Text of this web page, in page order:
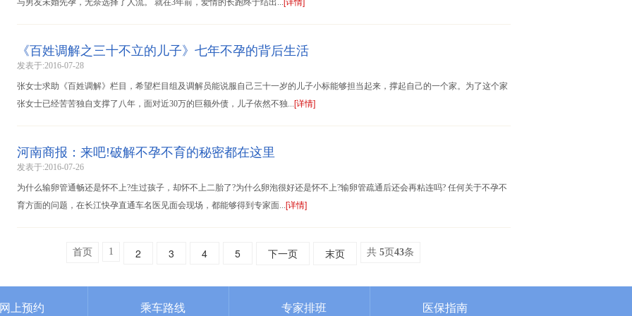
与男友未婚先孕，无奈选择了人流。 就在3年前，爱情的长跑终于结出...
《百姓调解之三十不立的儿子》七年不孕的背后生活
发表于:2016-07-28
张女士求助《百姓调解》栏目，希望栏目组及调解员能说服自己三十一岁的儿子小标能够担当起来，撑起自己的一个家。为了这个家
张女士已经苦苦独自支撑了八年，面对近30万的巨额外债，儿子依然不独...[详情]
河南商报：来吧!破解不孕不育的秘密都在这里
发表于:2016-07-26
为什么输卵管通畅还是怀不上?生过孩子，却怀不上二胎了?为什么卵泡很好还是怀不上?输卵管疏通后还会再粘连吗? 任何关于不孕不
育方面的问题，在长江快孕直通车名医见面会现场，都能够得到专家面...[详情]
首页 1 2 3 4 5 下一页 末页 共 5页 43条
网上预约 乘车路线 专家排班 医保指南